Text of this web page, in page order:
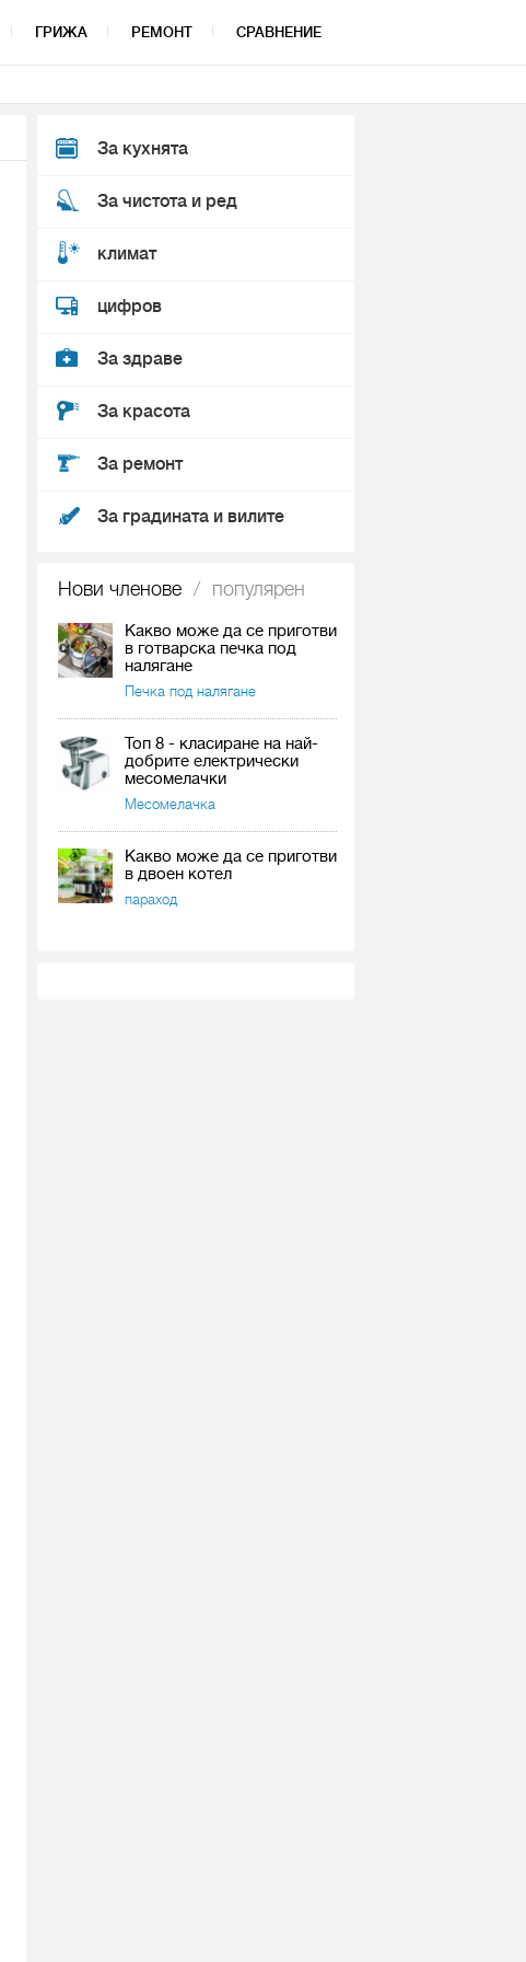
ГРИЖА РЕМОНТ СРАВНЕНИЕ
За кухнята
За чистота и ред
климат
цифров
За здраве
За красота
За ремонт
За градината и вилите
Нови членове / популярен
Какво може да се приготви
в готварска печка под
налягане
Печка под налягане
Топ 8 - класиране на най-
добрите електрически
месомелачки
Месомелачка
Какво може да се приготви
в двоен котел
параход